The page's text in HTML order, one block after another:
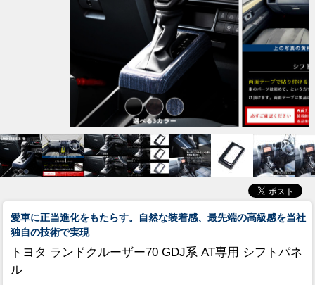
愛車に正当進化をもたらす。自然な装着感、最先端の高級感を当社
独自の技術で実現
トヨタ ランドクルーザー70 GDJ系 AT専用 シフトパネ
ル